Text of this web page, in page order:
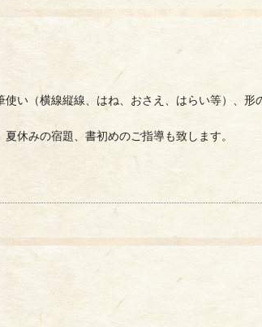
い（横線縦線、はね、おさえ、はらい等）、形
休みの宿題、書初めのご指導も致します。